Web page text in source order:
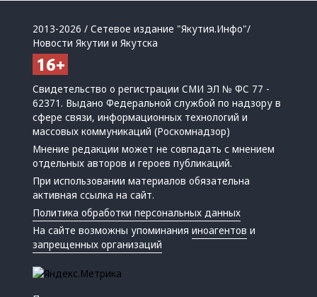
2013-2026 / Сетевое издание "Якутия.Инфо"/
Новости Якутии и Якутска
Свидетельство о регистрации СМИ ЭЛ № ФС 77 -
62371. Выдано Федеральной службой по надзору в
сфере связи, информационных технологий и
массовых коммуникаций (Роскомнадзор)
Мнение редакции может не совпадать с мнением
отдельных авторов и героев публикаций.
При использовании материалов обязательна
активная ссылка на сайт.
Политика обработки персональных данных
На сайте возможны упоминанияиноагентов и
запрещенных организаций